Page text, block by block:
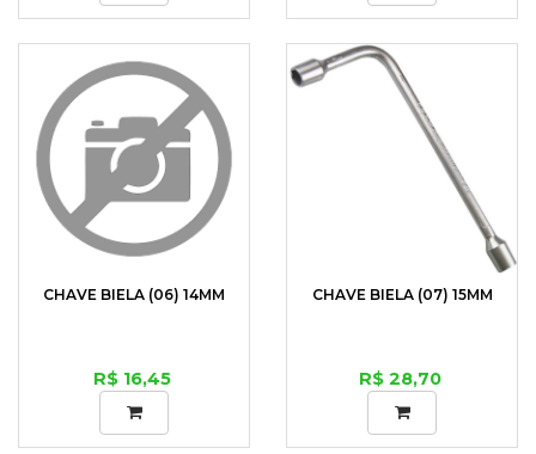
CHAVE BIELA (06) 14MM
R$ 16,45
CHAVE BIELA (07) 15MM
R$ 28,70